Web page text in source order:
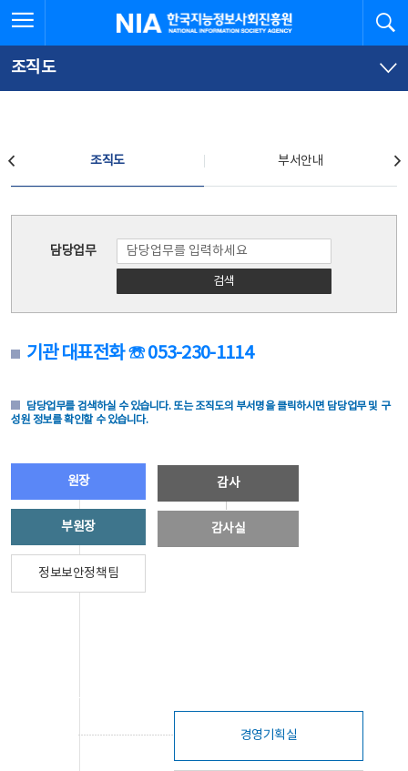
문
로
가
체
뉴
바
가
한국지능정보사회진흥원
조직도
조직도 부서안내
담당업무
검색
기관 대표전화 ☏ 053-230-1114
담당업무를 검색하실 수 있습니다. 또는 조직도의 부서명을 클릭하시면 담당업무 및 구
성원 정보를 확인할 수 있습니다.
원장
부원장
정보보안정책팀
감사
감사실
경영기획실